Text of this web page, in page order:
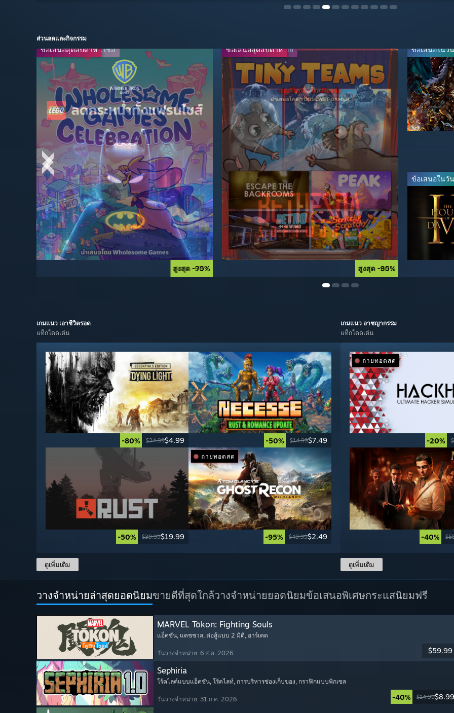
ส่วนลดและกิจกรรม
ข้อเสนอสุดสัปดาห์
สูงสุด -75%
ข้อเสนอสุดสัปดาห์
สูงสุด -90%
ข้อเสนอในวั
ข้อเสนอในวั
ลดกระหน่ำทั้งแฟรนไชส์
สูงสุด -90%
ลดจากใจผู้จัดจำหน่าย
สูงสุด -85%
ข้อเสนอในวั
ข้อเสนอสุดสัปดาห์
-35% $14.99 $9.74
-95% $59.99 $2.99
-65% $39.99$13.99
-20% $49.99$39.99
-67% $49.99$16.49
-34% $14.99 $9.89
-95% $49.99$2.49
ถ่ายทอดสด
เกมแนว เอาชีวิตรอด
แท็กโดดเด่น
-80% $24.99$4.99 -50% $14.99$7.49
-50% $39.99$19.99 -95% $49.99$2.49
ถ่ายทอดสด
ดูเพิ่มเติม
เกมแนว อาชญากรรม
แท็กโดดเด่น
-20%
ถ่ายทอดสด
-40%
ดูเพิ่มเติม
วางจำหน่ายล่าสุดยอดนิยมขายดีที่สุดใกล้วางจำหน่ายยอดนิยมข้อเสนอพิเศษกระแสนิยมฟรี
MARVEL Tōkon: Fighting Souls
แอ็คชัน, แคชชวล, ต่อสู้แบบ 2 มิติ, อาร์เคด
วันวางจำหน่าย: 6 ส.ค. 2026 $59.99
Sephiria
โร้คไลค์แบบแอ็คชัน, โร้คไลท์, การบริหารช่องเก็บของ, กราฟิกแบบพิกเซล
วันวางจำหน่าย: 31 ก.ค. 2026 -40% $14.99$8.99